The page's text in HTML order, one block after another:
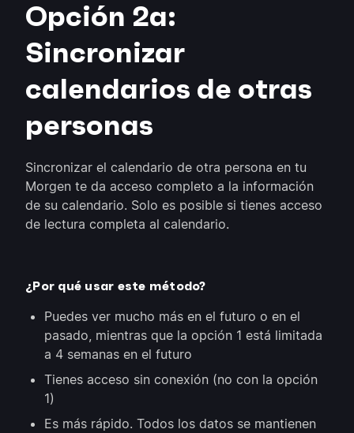
Opción 2a:
Sincronizar
calendarios de otras
personas
Sincronizar el calendario de otra persona en tu
Morgen te da acceso completo a la información
de su calendario. Solo es posible si tienes acceso
de lectura completa al calendario.
¿Por qué usar este método?
Puedes ver mucho más en el futuro o en el
pasado, mientras que la opción 1 está limitada
a 4 semanas en el futuro
Tienes acceso sin conexión (no con la opción
1)
Es más rápido. Todos los datos se mantienen